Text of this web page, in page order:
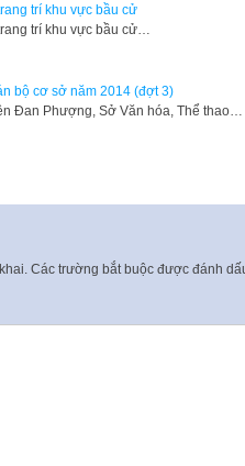
trí khu vực bầu cử
trí khu vực bầu cử…
bộ cơ sở năm 2014 (đợt 3)
Đan Phượng, Sở Văn hóa, Thể thao…
Các trường bắt buộc được đánh